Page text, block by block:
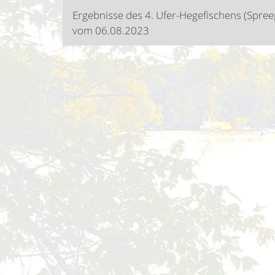
Ergebnisse des 4. Ufer-Hegefischens
vom 06.08.2023